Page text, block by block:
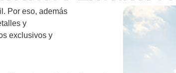
Por eso, además
y
exclusivos y